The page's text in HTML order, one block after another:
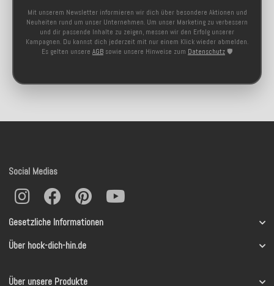
Mit unserem Newsletter informieren wir dich über besondere Aktionen und
Neuheiten rund um unser Unternehmen. Um unser Marketing zu verbessern
und dir passende Inhalte zu zeigen, messen wir den Erfolg unserer
Kampagnen. Du kannst dich jederzeit mit nur einem Klick wieder abmelden.
Es gelten unsere AGB sowie unsere Hinweise zum Datenschutz 🛡️
Gesetzliche Informationen
Über hock-dich-hin.de
Über unsere Produkte
Social Medias